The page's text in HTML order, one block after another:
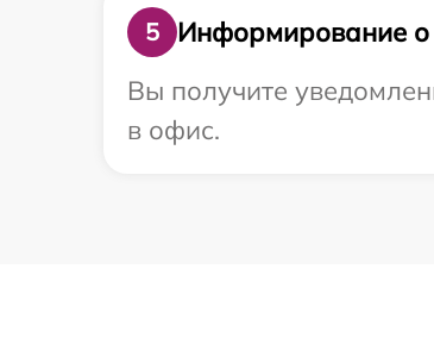
5
Информирование о
Вы получите
в офис.